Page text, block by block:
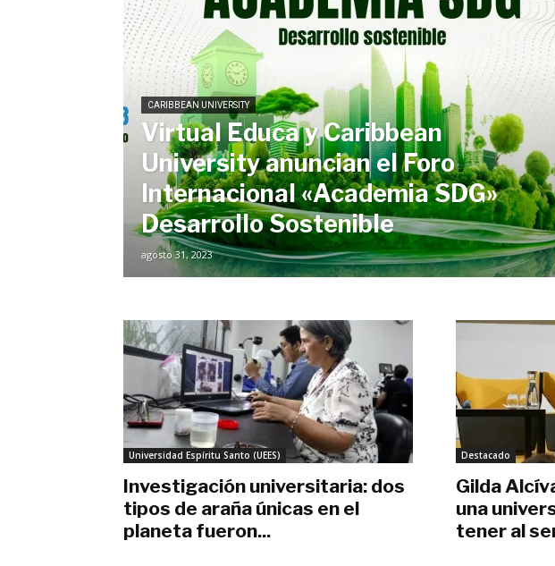
CARIBBEAN UNIVERSITY
Virtual Educa y Caribbean
University anuncian el Foro
Internacional «Academia SDG»
Desarrollo Sostenible
agosto 31, 2023
Universidad Espíritu Santo (UEES)
Investigación universitaria: dos
tipos de araña únicas en el
planeta fueron...
Destacado
Gilda
una
tener al